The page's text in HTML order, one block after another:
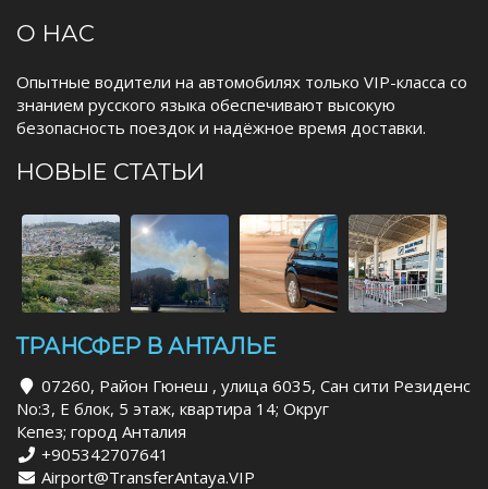
О НАС
Опытные водители на автомобилях только VIP-класса со
знанием русского языка обеспечивают высокую
безопасность поездок и надёжное время доставки.
НОВЫЕ СТАТЬИ
ТРАНСФЕР В АНТАЛЬЕ
07260, Район Гюнеш , улица 6035, Сан сити Резиденс
No:3, Е блок, 5 этаж, квартира 14; Округ
Кепез; город Анталия
+905342707641
Airport@TransferAntaya.VIP